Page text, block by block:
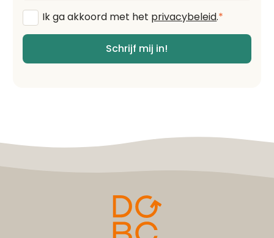
Algemene
voorwaarden*
Ik ga akkoord met het privacybeleid.*
Schrijf mij in!